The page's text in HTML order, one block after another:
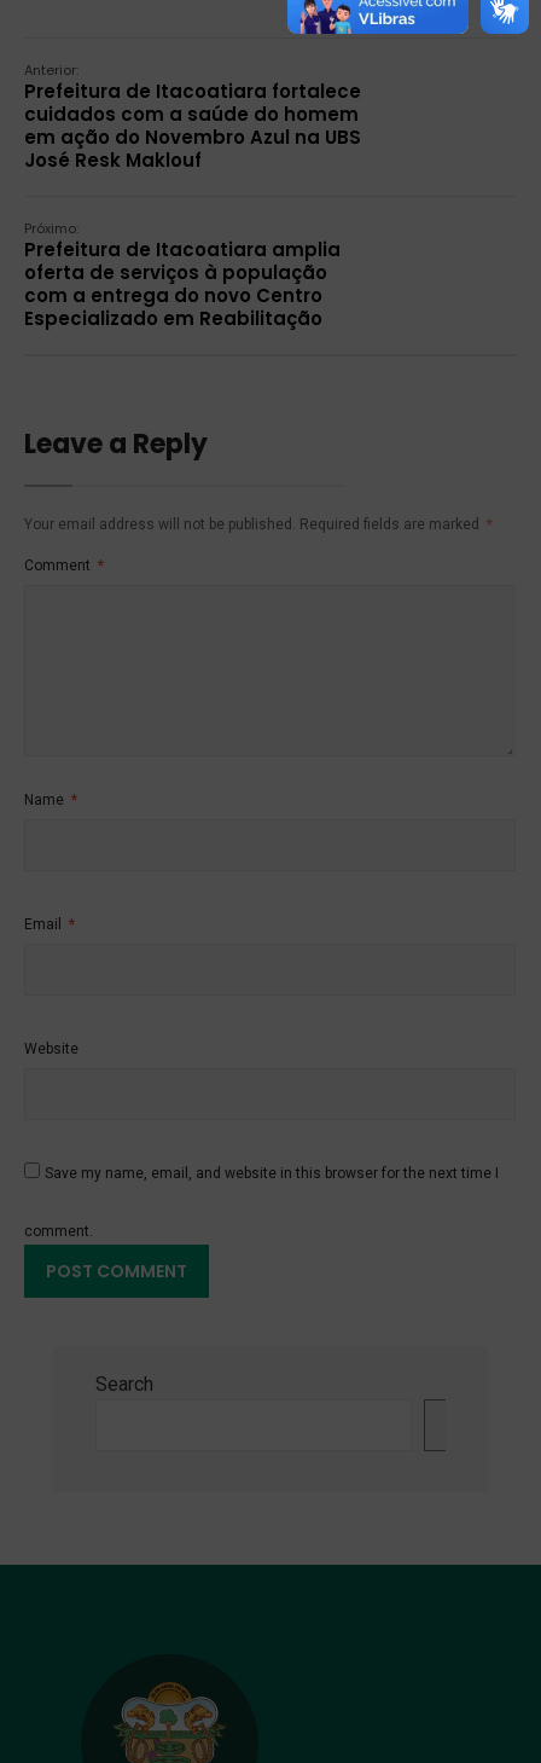
Anterior:
Prefeitura de Itacoatiara fortalece
cuidados com a saúde do homem
em ação do Novembro Azul na UBS
José Resk Maklouf
Próximo:
Prefeitura de Itacoatiara amplia
oferta de serviços à população
com a entrega do novo Centro
Especializado em Reabilitação
Leave a Reply
Your email address will not be published. Required fields are marked *
Comment *
Name *
Email *
Website
Save my name, email, and website in this browser for the next time I
comment.
Search